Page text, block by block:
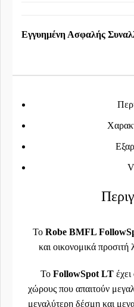
Εγγυημένη Ασφαλής
To Robe BMFL
και οικονομικά προσιτή
Το FollowSpot LTέχει
χώρους που απαιτούν
μεγαλύτερη δέσμη και